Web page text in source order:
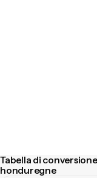
Tabella di
honduregne